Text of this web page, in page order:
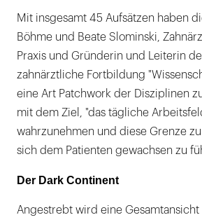
Mit insgesamt 45 Aufsätzen haben
Böhme und Beate Slominski,
Praxis und Gründerin und Leiterin
zahnärztliche Fortbildung
eine Art Patchwork der Disziplinen
mit dem Ziel, "das tägliche
wahrzunehmen und diese Grenze
sich dem Patienten gewachsen zu
Der Dark Continent
Angestrebt wird eine